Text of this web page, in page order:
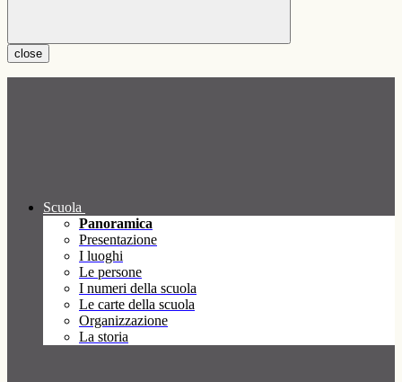
close
Scuola
Panoramica
Presentazione
I luoghi
Le persone
I numeri della scuola
Le carte della scuola
Organizzazione
La storia